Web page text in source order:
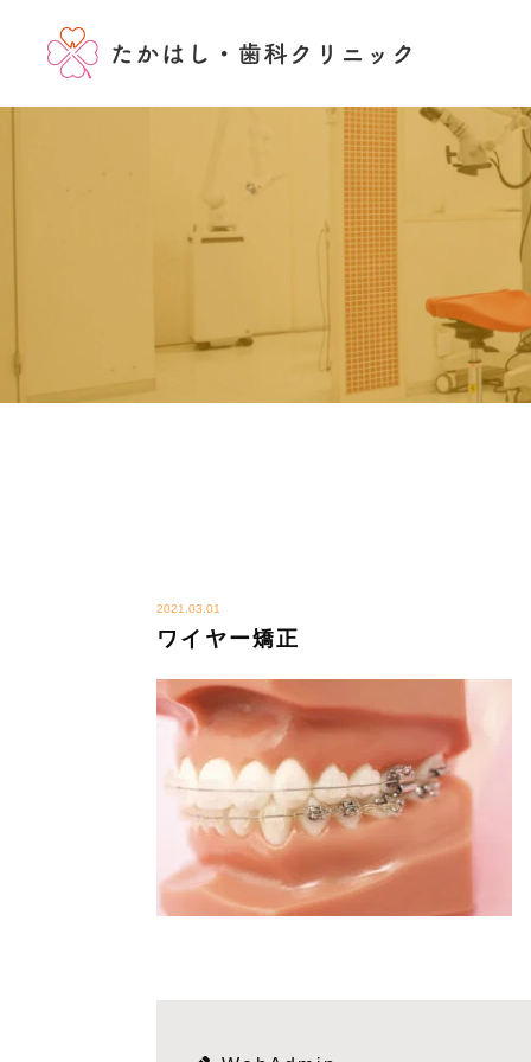
当院の特徴 クリニックの理
アクセス診療時間
一般歯科 歯周病治療
2021.03.01
ワイヤー矯正